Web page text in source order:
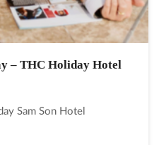
– THC Holiday Hotel
Sam Son Hotel